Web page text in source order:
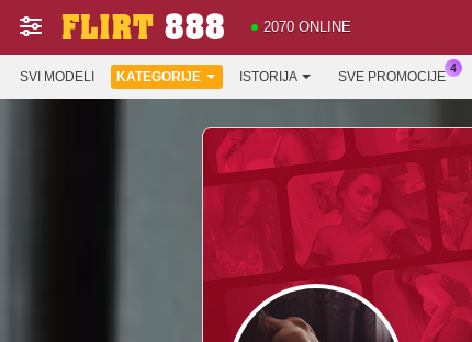
2070 ONLINE
SVI MODELI KATEGORIJE ISTORIJA SVE PROMOCIJE